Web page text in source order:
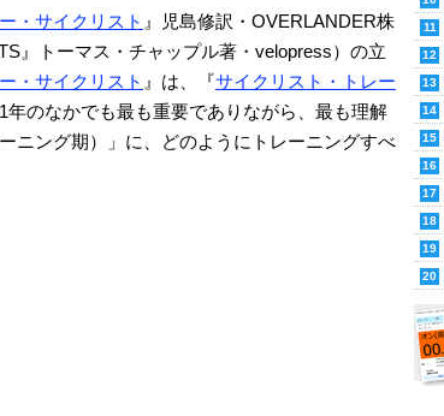
・サイクリスト 』児島修訳・OVERLANDER株
』トーマス・チャップル著・velopress）の立
・サイクリスト 』は、『サイクリスト・トレー
年のなかでも最も重要でありながら、最も理解
ニング期）」に、どのようにトレーニングすべ